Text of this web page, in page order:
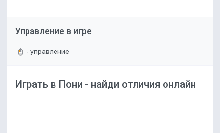
Управление в игре
- управление
Играть в Пони - найди отличия онлайн